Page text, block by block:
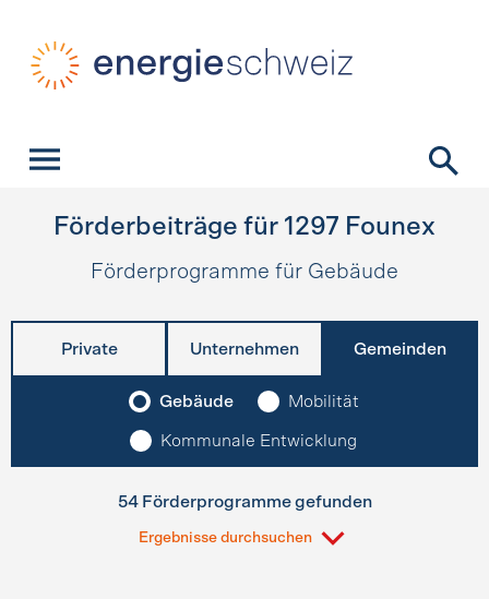
Förderbeiträge für 1297 Founex
Förderprogramme für Gebäude
Private Unternehmen Gemeinden
Gebäude Mobilität
Kommunale Entwicklung
54 Förderprogramme gefunden
Ergebnisse durchsuchen